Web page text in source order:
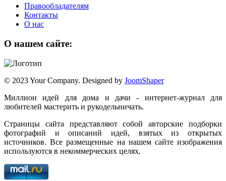
Правообладателям
Контакты
О нас
О нашем сайте:
© 2023 Your Company. Designed by JoomShaper
Миллион идей для дома и дачи - интернет-журнал для
любителей мастерить и рукодельничать.
Страницы сайта представляют собой авторские подборки
фотографий и описаний идей, взятых из открытых
источников. Все размещенные на нашем сайте изображения
используются в некоммерческих целях.